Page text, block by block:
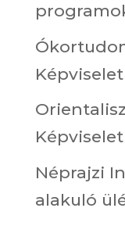
Néprajzi
alakuló